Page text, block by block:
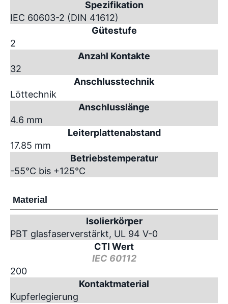
Spezifikation
IEC 60603-2 (DIN 41612)
Gütestufe
2
Anzahl Kontakte
32
Anschlusstechnik
Löttechnik
Anschlusslänge
4.6 mm
Leiterplattenabstand
17.85 mm
Betriebstemperatur
-55°C bis +125°C
Material
Isolierkörper
PBT glasfaserverstärkt, UL 94 V-0
CTI Wert
IEC 60112
200
Kontaktmaterial
Kupferlegierung